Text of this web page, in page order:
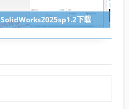
SolidWorks2025sp1.2下载